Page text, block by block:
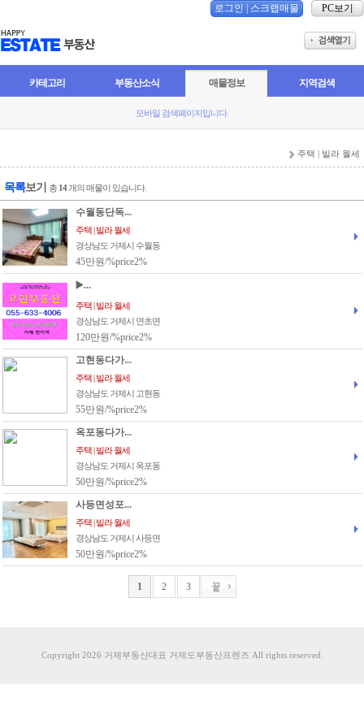
로그인 스크랩매물 PC보기
카테고리 부동산소식 매물정보 지역검색
모바일 검색페이지입니다.
주택 | 빌라 월세
목록보기 총 14개의 매물이 있습니다.
수월동단독...
주택 | 빌라 월세
경상남도 거제시 수월동
45만원/%price2%
▶️...
주택 | 빌라 월세
경상남도 거제시 연초면
120만원/%price2%
고현동다가...
주택 | 빌라 월세
경상남도 거제시 고현동
55만원/%price2%
옥포동다가...
주택 | 빌라 월세
경상남도 거제시 옥포동
50만원/%price2%
사등면성포...
주택 | 빌라 월세
경상남도 거제시 사등면
50만원/%price2%
1 2 3
Copyright 2026 거제부동산대표 거제도부동산프렌즈 All rights reserved.